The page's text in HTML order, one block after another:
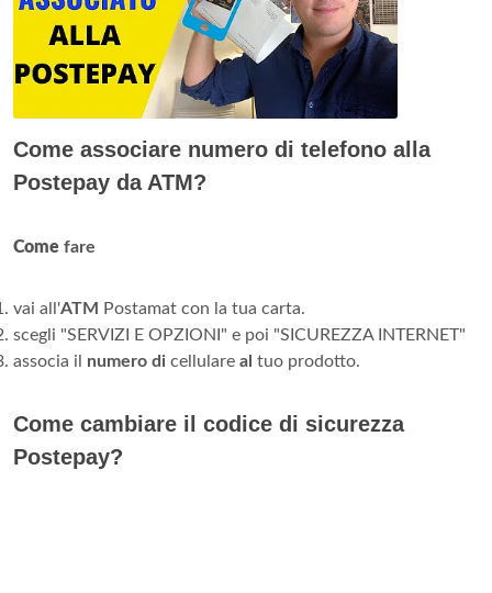
Come associare numero di telefono alla
Postepay da ATM?
Come fare
vai all'ATM
Postamat con la tua carta.
scegli "SERVIZI E OPZIONI" e poi "SICUREZZA INTERNET"
associa il numero di cellulare al tuo prodotto.
Come cambiare il codice di sicurezza
Postepay?